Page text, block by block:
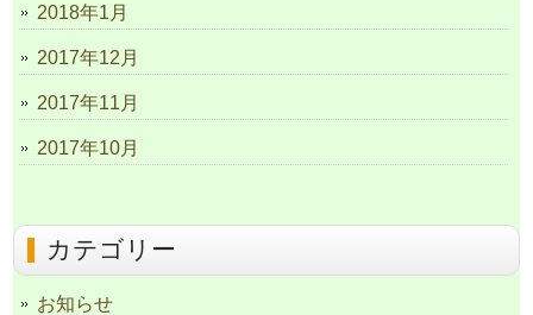
2018年1月
2017年12月
2017年11月
2017年10月
カテゴリー
お知らせ